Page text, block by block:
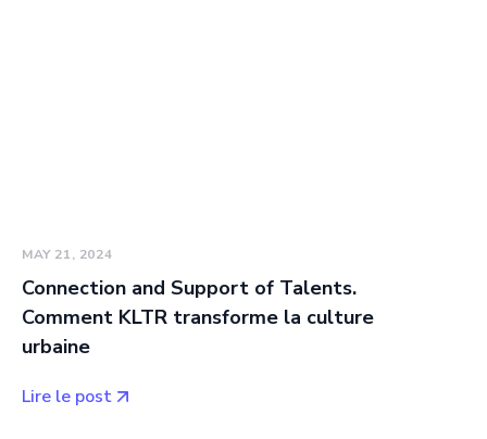
MAY 21, 2024
Connection and Support of Talents.
Comment KLTR transforme la culture
urbaine
Lire le post